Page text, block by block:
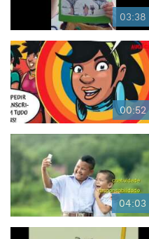
03:38
00:52
04:03